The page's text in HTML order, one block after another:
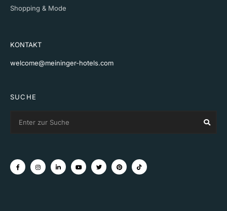
Shopping & Mode
KONTAKT
welcome@meininger-hotels.com
SUCHE
for: